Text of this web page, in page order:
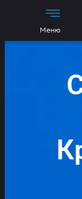
Меню